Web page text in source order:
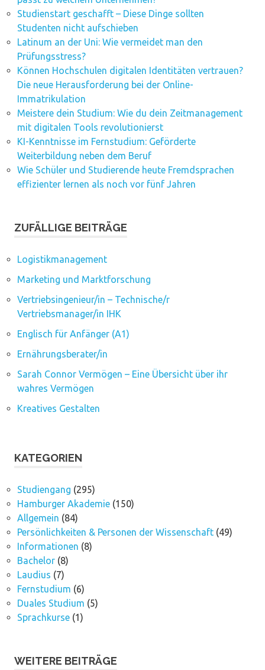
Studienstart geschafft – Diese Dinge sollten
Studenten nicht aufschieben
Latinum an der Uni: Wie vermeidet man den
Prüfungsstress?
Können Hochschulen digitalen Identitäten vertrauen?
Die neue Herausforderung bei der Online-
Immatrikulation
Meistere dein Studium: Wie du dein Zeitmanagement
mit digitalen Tools revolutionierst
KI-Kenntnisse im Fernstudium: Geförderte
Weiterbildung neben dem Beruf
Wie Schüler und Studierende heute Fremdsprachen
effizienter lernen als noch vor fünf Jahren
ZUFÄLLIGE BEITRÄGE
Logistikmanagement
Marketing und Marktforschung
Vertriebsingenieur/in – Technische/r
Vertriebsmanager/in IHK
Englisch für Anfänger (A1)
Ernährungsberater/in
Sarah Connor Vermögen – Eine Übersicht über ihr
wahres Vermögen
Kreatives Gestalten
KATEGORIEN
Studiengang (295)
Hamburger Akademie(150)
Allgemein (84)
Persönlichkeiten & Personen der Wissenschaft(49)
Informationen (8)
Bachelor(8)
Laudius (7)
Fernstudium (6)
Duales Studium (5)
Sprachkurse(1)
WEITERE BEITRÄGE